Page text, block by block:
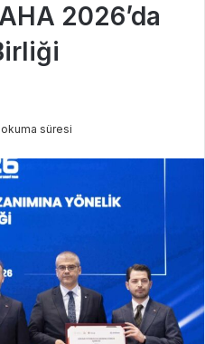
2026’da
süresi